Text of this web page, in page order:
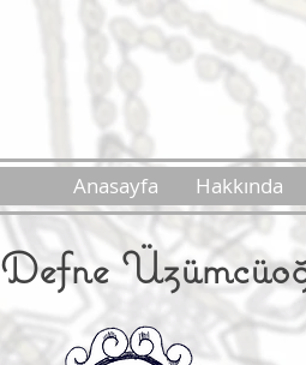
Anasayfa Hakkında
Defne